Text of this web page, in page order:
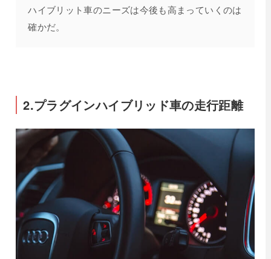
ハイブリット車のニーズは今後も高まっていくのは
確かだ。
2.プラグインハイブリッド車の走行距離